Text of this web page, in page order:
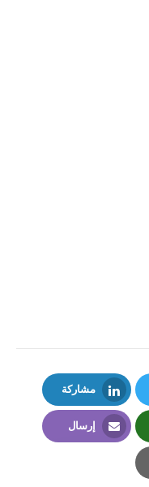
مشاركة
LinkedIn
إرسال